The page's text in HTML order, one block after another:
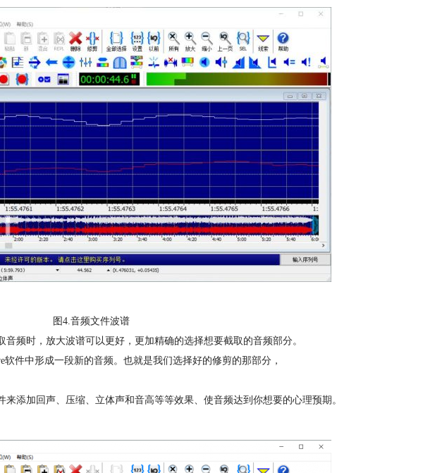
图4.音频文件波谱
频时，放大波谱可以更好，更加精确的选择想要截取的音频部分。
件中形成一段新的音频。也就是我们选择好的修剪的那部分，
添加回声、压缩、立体声和音高等等效果、使音频达到你想要的心理预期。